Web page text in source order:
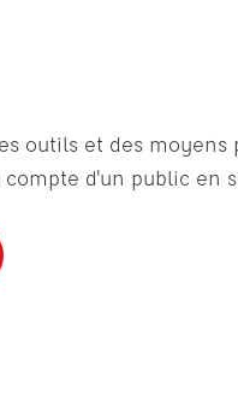
outils et des
d'un public en